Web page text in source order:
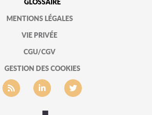
GLOSSAIRE
MENTIONS LÉGALES
VIE PRIVÉE
CGU/CGV
GESTION DES COOKIES